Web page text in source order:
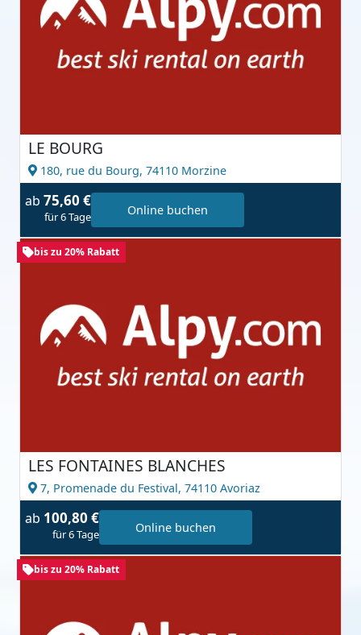
LE BOURG
180, rue du Bourg, 74110 Morzine
ab 75,60 €
für 6 Tage Online buchen
bis zu 20% Rabatt
LES FONTAINES BLANCHES
7, Promenade du Festival, 74110 Avoriaz
ab 100,80 €
für 6 Tage Online buchen
bis zu 20% Rabatt